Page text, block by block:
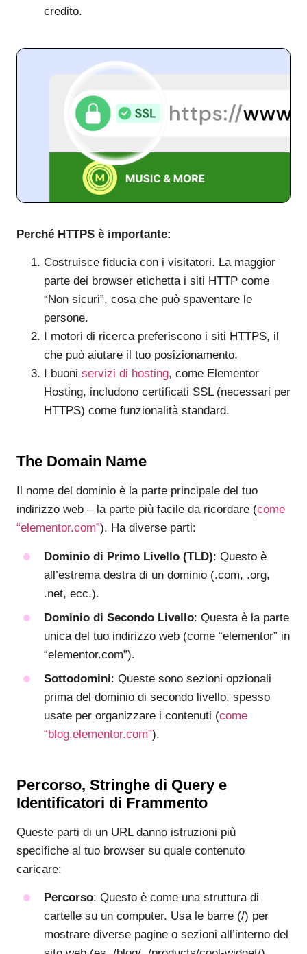
credito.
Perché HTTPS è importante:
Costruisce fiducia con i visitatori. La maggior
parte dei browser etichetta i siti HTTP come
“Non sicuri”, cosa che può spaventare le
persone.
I motori di ricerca preferiscono i siti HTTPS, il
che può aiutare il tuo posizionamento.
I buoni servizi di hosting, come Elementor
Hosting, includono certificati SSL (necessari per
HTTPS) come funzionalità standard.
The Domain Name
Il nome del dominio è la parte principale del tuo
indirizzo web – la parte più facile da ricordare (come
“elementor.com”). Ha diverse parti:
Dominio di Primo Livello (TLD): Questo è
all’estrema destra di un dominio (.com, .org,
.net, ecc.).
Dominio di Secondo Livello: Questa è la parte
unica del tuo indirizzo web (come “elementor” in
“elementor.com”).
Sottodomini: Queste sono sezioni opzionali
prima del dominio di secondo livello, spesso
usate per organizzare i contenuti (come
“blog.elementor.com”).
Percorso, Stringhe di Query e
Identificatori di Frammento
Queste parti di un URL danno istruzioni più
specifiche al tuo browser su quale contenuto
caricare:
Percorso: Questo è come una struttura di
cartelle su un computer. Usa le barre (/) per
mostrare diverse pagine o sezioni all’interno del